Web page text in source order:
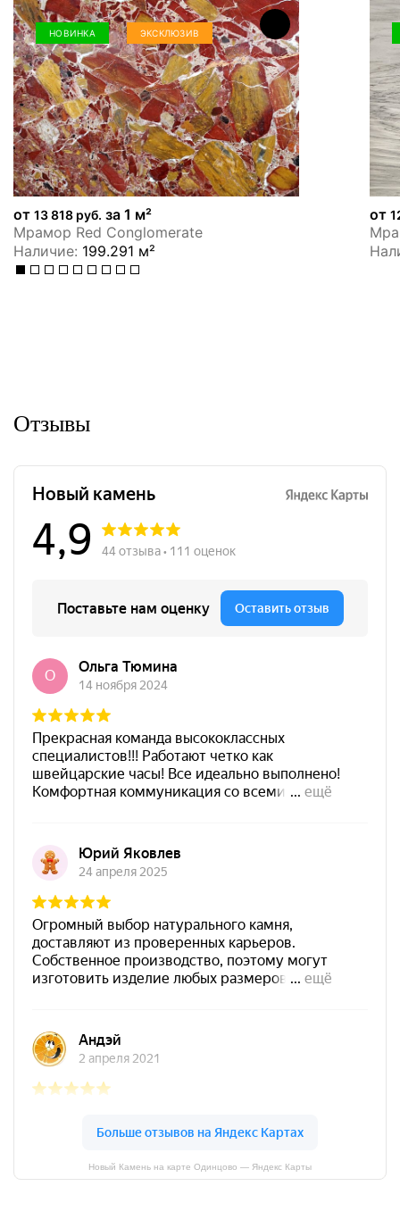
НОВИНКА ЭКСКЛЮЗИВ
от13 818 руб. за 1 м²
Мрамор Red Conglomerate
Наличие: 199.291 м²
от
Отзывы
Новый Камень на карте Одинцово — Яндекс Карты